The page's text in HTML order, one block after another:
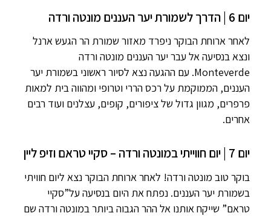
יום 6 | הדרך לשמורת יער העננים מונטה ורדה
לאחר ארוחת הבוקר ניפרד מאזור שמורת הר הגעש ארנל
ונצא בנסיעה אל עבר יער העננים מונטה ורדה
Monteverde. עם ההגעה נצא לסיור ראשוני בשמורת יער
העננים, הממוקמת על רכס הררי וטרופי ומהווה בית למאות
פרפרים, מגוון גדול של ציפורים, קופים, עצלנים ועוד רבים
אחרים.
יום 7 | יום חווייתי במונטה ורדה – סקיי טראם וזיפ ליין
בוקר טוב מונטה ורדה! לאחר ארוחת הבוקר נצא ליום חוויתי
בשמורת יער העננים. נפתח את היום בנסיעה על”סקיי
טראם” שייקח אותנו אל ההר הגבוה ביותר במונטה ורדה שם